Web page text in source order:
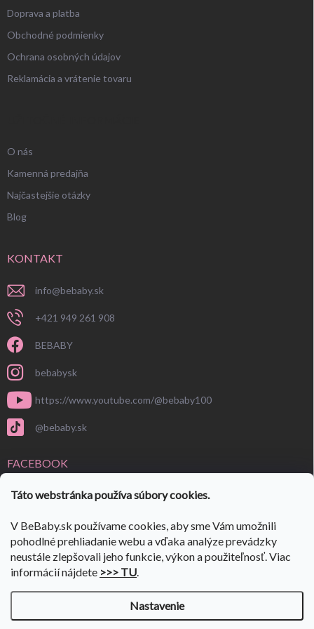
Táto webstránka používa súbory cookies.
V BeBaby.sk používame cookies, aby sme Vám umožnili
pohodlné prehliadanie webu a vďaka analýze prevádzky
neustále zlepšovali jeho funkcie, výkon a použiteľnosť. Viac
informácií nájdete >>> TU.
Nastavenie
Doprava a platba
Obchodné podmienky
Ochrana osobných údajov
Reklamácia a vrátenie tovaru
O nás
Kamenná predajňa
Najčastejšie otázky
Blog
KONTAKT
info@bebaby.sk
+421 949 261 908
BEBABY
bebabysk
https://www.youtube.com/@bebaby100
@bebaby.sk
FACEBOOK